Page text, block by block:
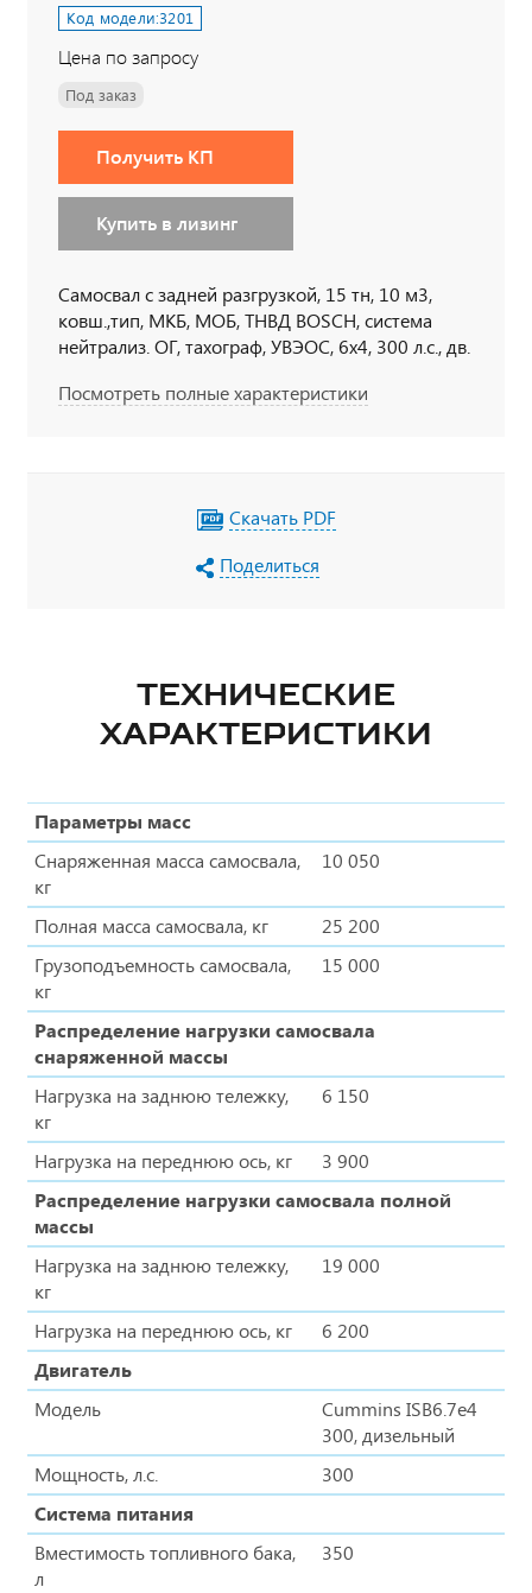
Код модели:3201
Цена по запросу
Под заказ
Получить КП
Купить в лизинг
Самосвал с задней разгрузкой, 15 тн, 10 м3,
ковш.,тип, МКБ, МОБ, ТНВД BOSCH, система
нейтрализ. ОГ, тахограф, УВЭОС, 6х4, 300 л.с., дв.
Посмотреть полные характеристики
Скачать PDF
Поделиться
ТЕХНИЧЕСКИЕ
ХАРАКТЕРИСТИКИ
Параметры масс
Снаряженная масса самосвала,
кг
10 050
Полная масса самосвала, кг
25 200
Грузоподъемность самосвала,
кг
15 000
Распределение нагрузки самосвала
снаряженной массы
Нагрузка на заднюю тележку,
кг
6 150
Нагрузка на переднюю ось, кг
3 900
Распределение нагрузки самосвала полной
массы
Нагрузка на заднюю тележку,
кг
19 000
Нагрузка на переднюю ось, кг
6 200
Двигатель
Модель
Cummins ISB6.7e4
300, дизельный
Мощность, л.с.
300
Система питания
Вместимость топливного бака,
л
350